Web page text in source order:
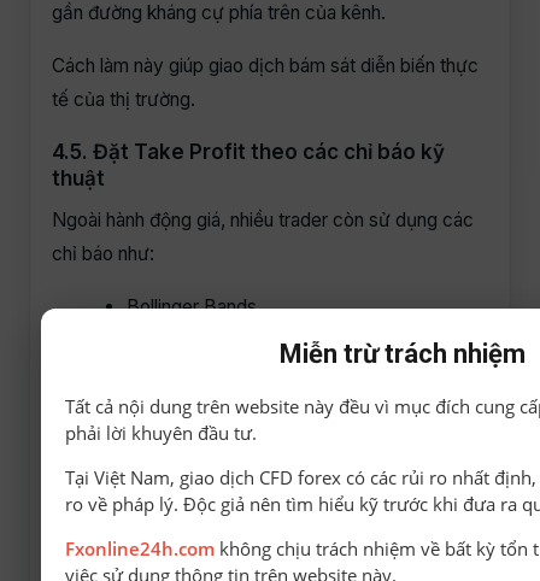
gần đường kháng cự phía trên của kênh.
Cách làm này giúp giao dịch bám sát diễn biến thực
tế của thị trường.
4.5. Đặt Take Profit theo các chỉ báo kỹ
thuật
Ngoài hành động giá, nhiều trader còn sử dụng các
chỉ báo như:
Bollinger Bands.
Ichimoku.
Pivot Point.
để xác định mục tiêu chốt lời.
Ví dụ:
Miễn trừ trách nhiệm
Tất cả nội dung trên website này đều vì mục đích cung
phải lời khuyên đầu tư.
Tại Việt Nam, giao dịch CFD forex có các rủi ro nhất
ro về pháp lý. Độc giả nên tìm hiểu kỹ trước khi đưa ra
Fxonline24h.com không chịu trách nhiệm về bất kỳ tổn
việc sử dụng thông tin trên website này.